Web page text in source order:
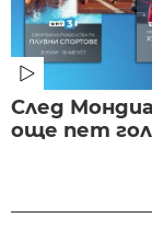
След
още пет